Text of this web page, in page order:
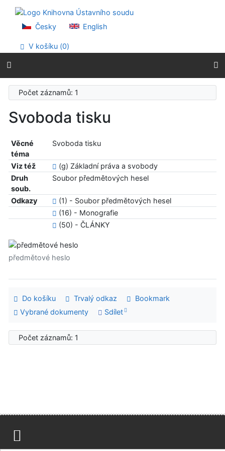
Přejít na menu
Prohlášení o webové přístupnosti
Česky English
V košíku (0)
Počet záznamů: 1
Svoboda tisku
Věcné
téma
Svoboda tisku
Viz též
(g) Základní práva a svobody
Druh
soub.
Soubor předmětových hesel
Odkazy
(1) - Soubor předmětových hesel
(16) - Monografie
(50) - ČLÁNKY
předmětové heslo
Do košíku Trvalý odkaz
Bookmark
Vybrané dokumenty
Sdílet
Počet záznamů: 1